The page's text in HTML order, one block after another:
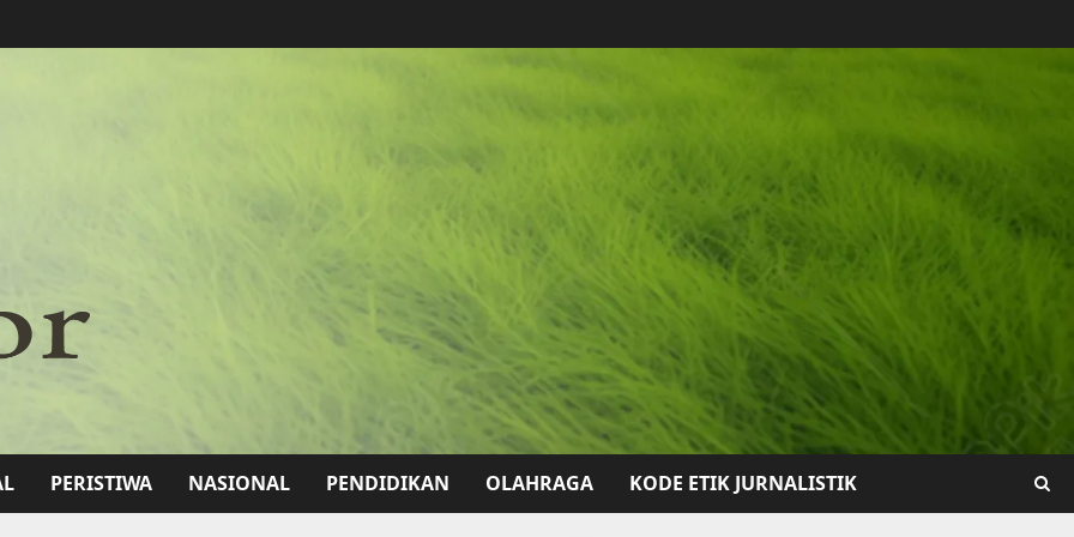
PERISTIWA NASIONAL PENDIDIKAN OLAHRAGA KODE ETIK JURNALISTIK